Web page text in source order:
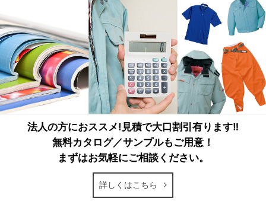
法人の方におススメ!見積で大口割引有ります‼
無料カタログ／サンプルもご用意！
まずはお気軽にご相談ください。
詳しくはこちら